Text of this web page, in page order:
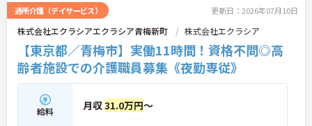
管理職比率も30％を目指して推進中◎男女ともに長
く活躍できる環境です。
◆施設ごとの課題を話し合う「スタッフミーティン
グ」や、利用者様へのケアを考える「ケースカンフ
ァレンス」を実施しています。新人・ベテランに関
係なく意見交換を行い、みんなで解決策を考えるフ
ラットな関係性です。また、虐待防止研修などを通
じて「良いケア・悪いケア」の線引きを明確にし、
職員全員が安心して働ける、誇りを持てる職場環境
づくりに取り組んでいます。
通所介護（デイサービス） 更新日：2026年07月10日
株式会社エクラシアエクラシア青梅新町 株式会社エクラシア
【東京都／青梅市】実働11時間！資格不問◎高
齢者施設での介護職員募集《夜勤専従》
給料 月収31.0万円～